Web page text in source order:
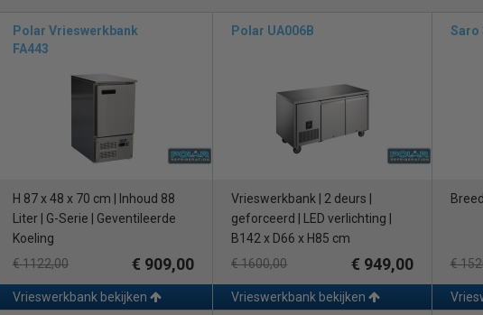
A-merken. Het verschil in vrieswerkbanken zit in de kwaliteit, de hardware, het
verschillende vrieswerkbanken met lades, voorzien van 2 of 4 deuren. Tot slot
merken. Vrieswerkbanken hebben een
, met ontdooicyclus of
Vooraanstaande merken
De Polar G599 heeft wielen zodat de vrieswerkbank gemakkelijk is te verplaatsen
door de hoogwaardige afwerking en een strak design. Naast deze merken biedt
en Gram.
Normale ontdooicyclus of heetgas ontdooiingDoor het koelen van de lucht
regelmatig ontdooid worden voor een goede werking van uw koeling, waardoor uw
Polar Vrieswerkbank
FA443
H 87 x 48 x 70 cm | Inhoud 88
Liter | G-Serie | Geventileerde
Koeling
€ 1122,00
€ 909,00
Vrieswerkbank bekijken
Polar UA006B
Vrieswerkbank | 2 deurs |
geforceerd | LED verlichting |
B142 x D66 x H85 cm
€ 1600,00
€ 949,00
Vrieswerkbank bekijken
Saro
€